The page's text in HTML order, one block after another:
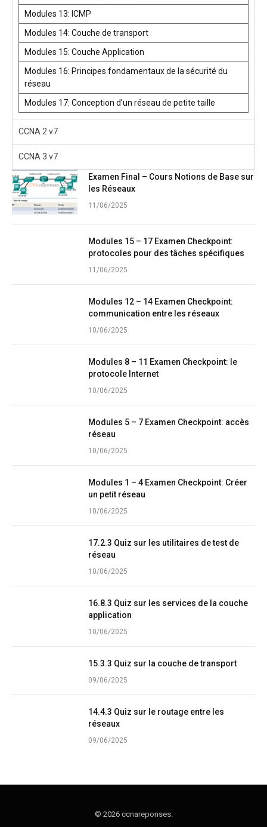
Modules 13: ICMP
Modules 14: Couche de transport
Modules 15: Couche Application
Modules 16: Principes fondamentaux de la sécurité du
réseau
Modules 17: Conception d’un réseau de petite taille
CCNA 2 v7
CCNA 3 v7
Examen Final – Cours Notions de Base sur
les Réseaux
11/06/2025
Modules 15 – 17 Examen Checkpoint:
protocoles pour des tâches spécifiques
11/06/2025
Modules 12 – 14 Examen Checkpoint:
communication entre les réseaux
10/06/2025
Modules 8 – 11 Examen Checkpoint: le
protocole Internet
10/06/2025
Modules 5 – 7 Examen Checkpoint: accès
réseau
10/06/2025
Modules 1 – 4 Examen Checkpoint: Créer
un petit réseau
10/06/2025
17.2.3 Quiz sur les utilitaires de test de
réseau
10/06/2025
16.8.3 Quiz sur les services de la couche
application
10/06/2025
15.3.3 Quiz sur la couche de transport
09/06/2025
14.4.3 Quiz sur le routage entre les
réseaux
09/06/2025
© 2026 ccnareponses.